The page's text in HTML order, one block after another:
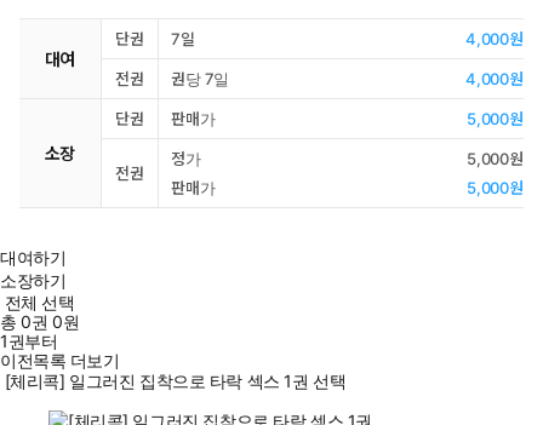
대여
단권 7일 4,000원
전권 권당 7일 4,000원
소장
단권 판매가 5,000원
전권
정가
5,000원
판매가
5,000원
대여하기
소장하기
전체 선택
총0권 0원
1권부터
이전목록 더보기
[체리콕] 일그러진 집착으로 타락 섹스 1권 선택